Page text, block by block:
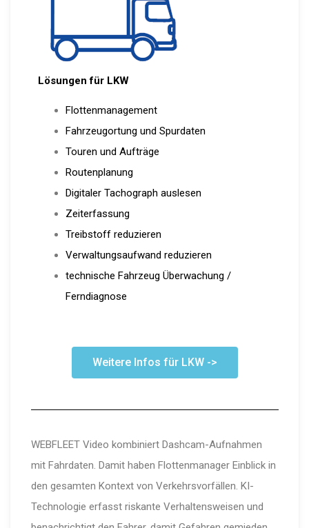
Lösungen für LKW
Flottenmanagement
Fahrzeugortung und Spurdaten
Touren und Aufträge
Routenplanung
Digitaler Tachograph auslesen
Zeiterfassung
Treibstoff reduzieren
Verwaltungsaufwand reduzieren
technische Fahrzeug Überwachung /
Ferndiagnose
Weitere Infos für LKW ->
WEBFLEET Video kombiniert Dashcam-Aufnahmen
mit Fahrdaten. Damit haben Flottenmanager Einblick in
den gesamten Kontext von Verkehrsvorfällen. KI-
Technologie erfasst riskante Verhaltensweisen und